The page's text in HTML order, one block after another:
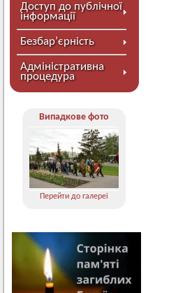
Доступ до публічної
інформації
Безбар’єрність
Адміністративна
процедура
Випадкове фото
Перейти до галереї